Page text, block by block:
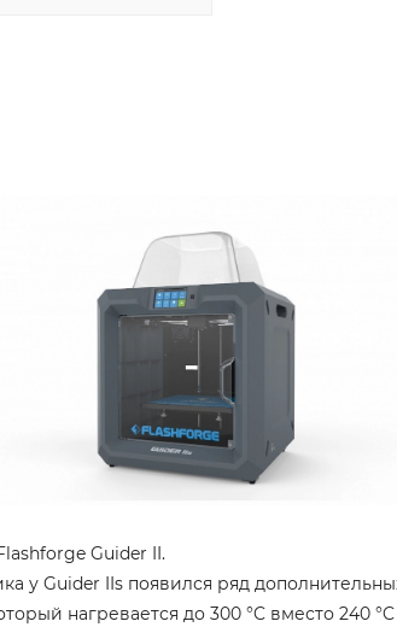
Guider II.
у Guider IIs появился ряд
нагревается до 300 °C вместо 240 °C